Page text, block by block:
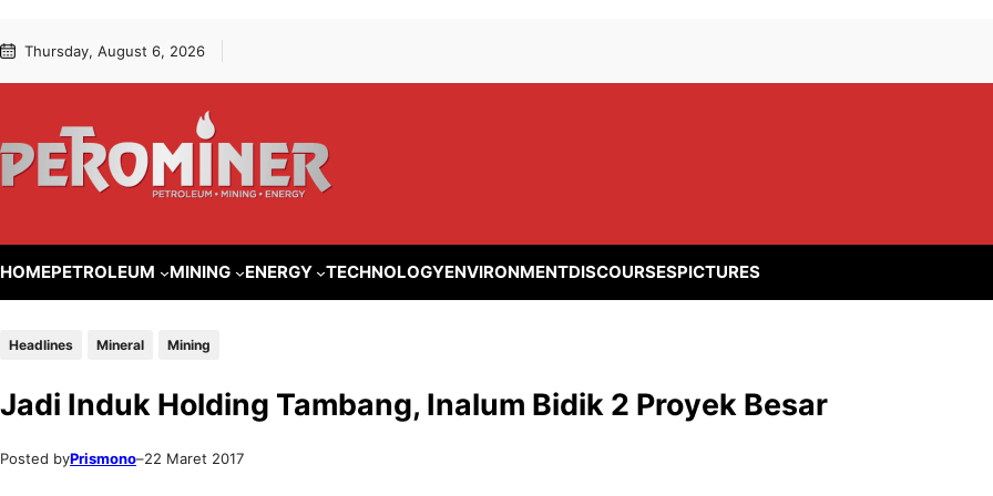
ke
to Thursday, August 6, 2026
HOMEPETROLEUM MINING ENERGY TECHNOLOGYENVIRONMENTDISCOURSESPICTURES
Headlines Mineral Mining
Jadi Induk Holding Tambang, Inalum Bidik 2 Proyek Besar
Posted byPrismono–22 Maret 2017